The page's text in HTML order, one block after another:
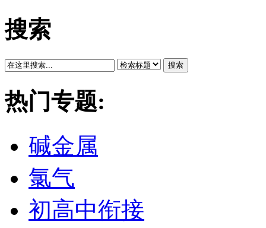
搜索
搜索
热门专题:
碱金属
氯气
初高中衔接